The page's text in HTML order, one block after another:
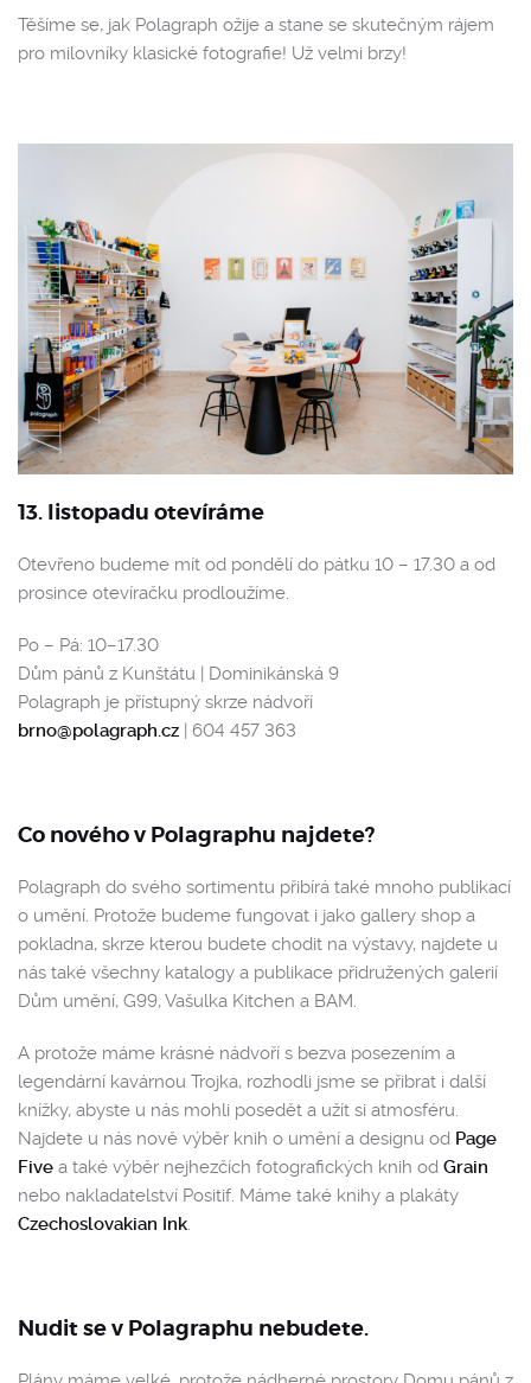
Těšíme se, jak Polagraph ožije a stane se skutečným rájem
pro milovníky klasické fotografie! Už velmi brzy!
13. listopadu otevíráme
Otevřeno budeme mít od pondělí do pátku 10 – 17.30 a od
prosince otevíračku prodloužíme.
Po – Pá: 10–17.30
Dům pánů z Kunštátu | Dominikánská 9
Polagraph je přístupný skrze nádvoří
brno@polagraph.cz | 604 457 363
Co nového v Polagraphu najdete?
Polagraph do svého sortimentu přibírá také mnoho publikací
o umění. Protože budeme fungovat i jako gallery shop a
pokladna, skrze kterou budete chodit na výstavy, najdete u
nás také všechny katalogy a publikace přidružených galerií
Dům umění, G99, Vašulka Kitchen a BAM.
A protože máme krásné nádvoří s bezva posezením a
legendární kavárnou Trojka, rozhodli jsme se přibrat i další
knížky, abyste u nás mohli posedět a užít si atmosféru.
Najdete u nás nově výběr knih o umění a designu od Page
Five a také výběr nejhezčích fotografických knih od Grain
nebo nakladatelství Positif. Máme také knihy a plakáty
Czechoslovakian Ink.
Nudit se v Polagraphu nebudete.